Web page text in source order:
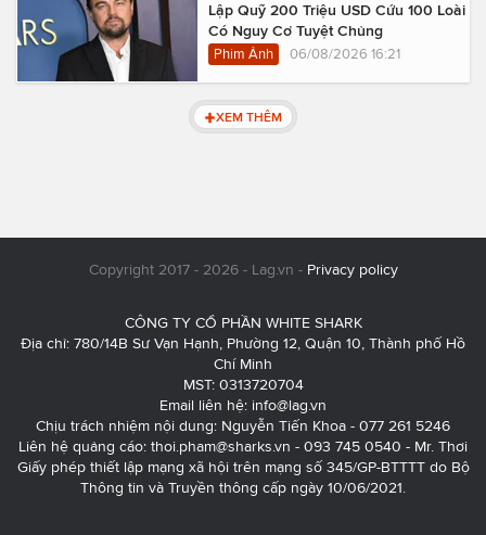
Lập Quỹ 200 Triệu USD Cứu 100 Loài
Có Nguy Cơ Tuyệt Chủng
Phim Ảnh 06/08/2026 16:21
XEM THÊM
Copyright 2017 - 2026 - Lag.vn - Privacy policy
CÔNG TY CỔ PHẦN WHITE SHARK
Địa chỉ: 780/14B Sư Vạn Hạnh, Phường 12, Quận 10, Thành phố Hồ
Chí Minh
MST: 0313720704
Email liên hệ: info@lag.vn
Chịu trách nhiệm nội dung: Nguyễn Tiến Khoa - 077 261 5246
Liên hệ quảng cáo: thoi.pham@sharks.vn - 093 745 0540 - Mr. Thơi
Giấy phép thiết lập mạng xã hội trên mạng số 345/GP-BTTTT do Bộ
Thông tin và Truyền thông cấp ngày 10/06/2021.